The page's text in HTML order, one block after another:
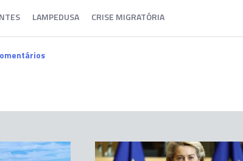
LAMPEDUSA CRISE MIGRATÓRIA